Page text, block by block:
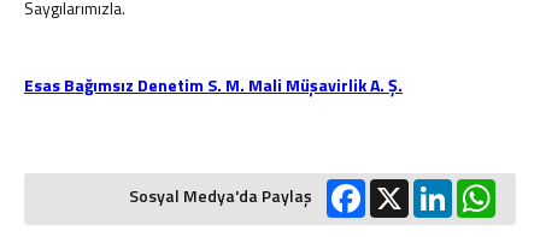
Saygılarımızla.
Esas Bağımsız Denetim S. M. Mali Müşavirlik A. Ş.
Sosyal Medya'da Paylaş Facebook
X LinkedIn